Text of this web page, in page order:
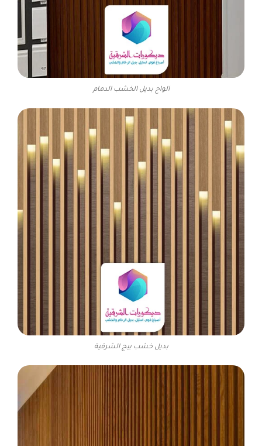
الواح بديل الخشب الدمام
بديل خشب بيج الشرقية